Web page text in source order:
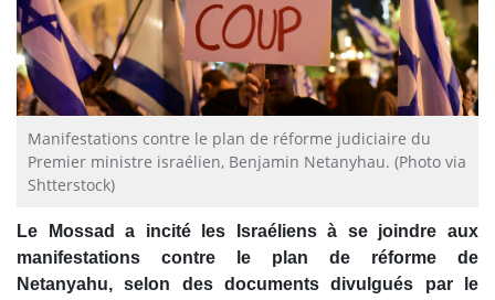
Manifestations contre le plan de réforme judiciaire du
Premier ministre israélien, Benjamin Netanyhau. (Photo via
Shtterstock)
Le Mossad a incité les Israéliens à se joindre aux
manifestations contre le plan de réforme de
Netanyahu, selon des documents divulgués par le